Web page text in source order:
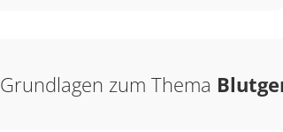
Grundlagen zum Thema